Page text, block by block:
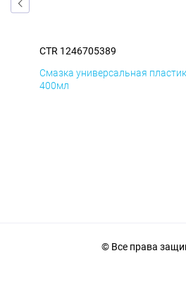
CTR 1246705389
Смазка универсальная
400мл
© Все права